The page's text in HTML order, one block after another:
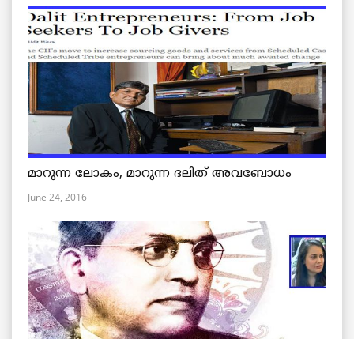
മാറുന്ന ലോകം, മാറുന്ന ദലിത് അവബോധം
June 24, 2016